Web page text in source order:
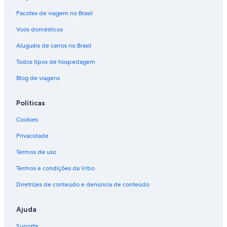
Aluguéis de carros - Praia Grande e arredores
Aluguéis de carros - Praia Grande e arredores
Aluguéis de carros - Rio Tavares e arredores
Aluguéis de carros - Santa Rita e arredores
Aluguéis de carros - Tenório e arredores
Aluguel de carros - Ubatuba
Aluguéis de carros - Umuarama e arredores
Aluguéis de carros do tipo Van - Aparecida
Aluguéis de carros do tipo Van - Ubatuba
Pacotes de viagem no Brasil
Voos domésticos
Aluguéis de carros no Brasil
Todos tipos de hospedagem
Blog de viagens
Políticas
Cookies
Privacidade
Termos de uso
Termos e condições da Vrbo
Diretrizes de conteúdo e denúncia de conteúdo
Ajuda